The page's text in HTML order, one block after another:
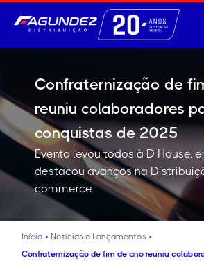
Confraternização de
reuniu colaboradores
conquistas de 2025
Evento levou todos à D House,
destacou avanços na
commerce.
Início • Notícias e Lançamentos •
Confraternização de fim de ano reuniu